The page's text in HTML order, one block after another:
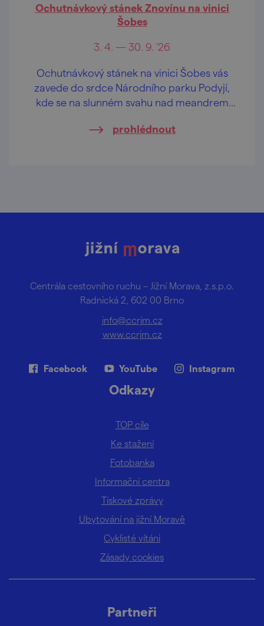
Ochutnávkový stánek Znovínu na vinici
Šobes
3. 4. — 30. 9. '26
Ochutnávkový stánek na vinici Šobes vás
zavede do srdce Národního parku Podyjí,
kde se na slunném svahu nad meandrem
vinic Evropy.
prohlédnout
Centrála cestovního ruchu – Jižní Morava, z.s.p.o.
Radnická 2, 602 00 Brno
info@ccrjm.cz
www.ccrjm.cz
Facebook YouTube Instagram
Odkazy
TOP cíle
Ke stažení
Fotobanka
Informační centra
Tiskové zprávy
Ubytování na jižní Moravě
Cyklisté vítáni
Zásady cookies
Partneři